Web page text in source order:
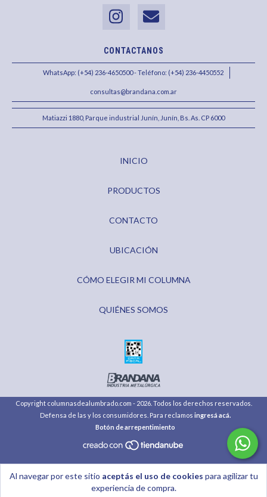
Al navegar por este sitio aceptás el uso de cookies para agilizar tu
experiencia de compra.
CONTACTANOS
WhatsApp: (+54) 236-4650500 - Teléfono: (+54) 236-4450552
consultas@brandana.com.ar
Matiazzi 1880, Parque industrial Junín, Junín, Bs. As. CP 6000
INICIO
PRODUCTOS
CONTACTO
UBICACIÓN
CÓMO ELEGIR MI COLUMNA
QUIÉNES SOMOS
Copyright columnasdealumbrado.com - 2026. Todos los derechos reservados.
Defensa de las y los consumidores. Para reclamos ingresá acá.
Botón de arrepentimiento